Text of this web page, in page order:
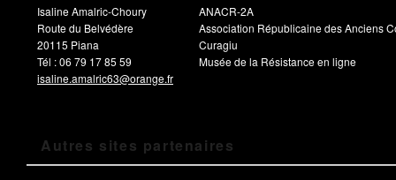
Isaline Amalric-Choury
Route du Belvédère
20115 Piana
Tél : 06 79 17 85 59
isaline.amalric63@orange.fr
ANACR-2A
Association Républicaine des Anciens
Curagiu
Musée de la Résistance en ligne
Autres sites partenaires